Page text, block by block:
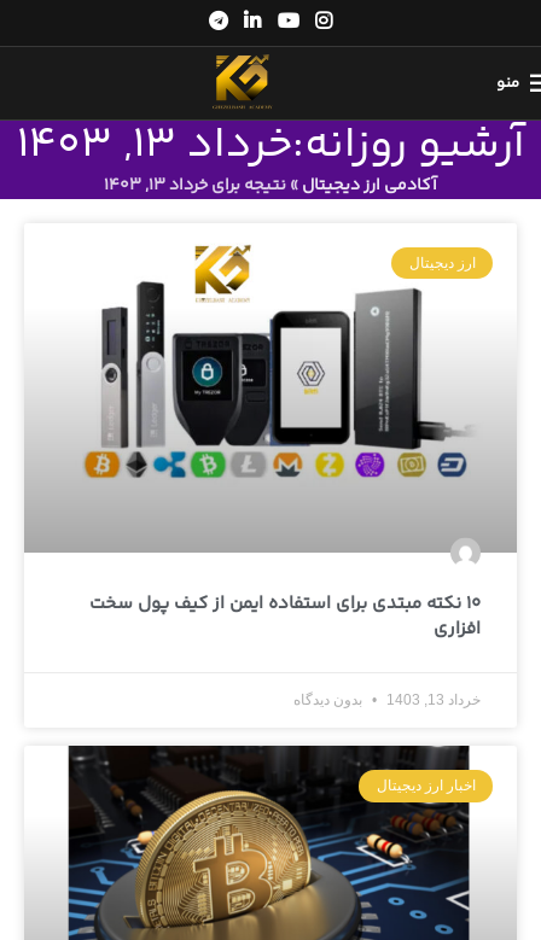
منو
آرشیو روزانه:خرداد 13, 1403
آکادمی ارز دیجیتال»نتیجه برای خرداد 13, 1403
ارز دیجیتال
10 نکته مبتدی برای استفاده ایمن از کیف پول سخت
افزاری
خرداد 13, 1403 بدون دیدگاه
اخبار ارز دیجیتال